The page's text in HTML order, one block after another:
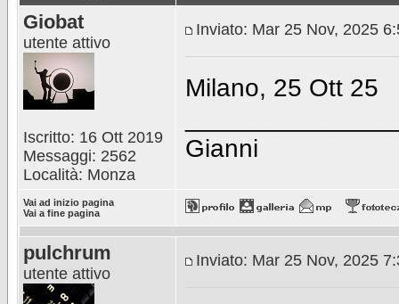
Giobat
utente attivo
Iscritto: 16 Ott 2019
Messaggi: 2562
Località: Monza
Inviato: Mar 25 Nov, 2025
Milano, 25 Ott 25
Gianni
Vai ad inizio pagina
Vai a fine pagina
pulchrum
utente attivo
Inviato: Mar 25 Nov, 2025